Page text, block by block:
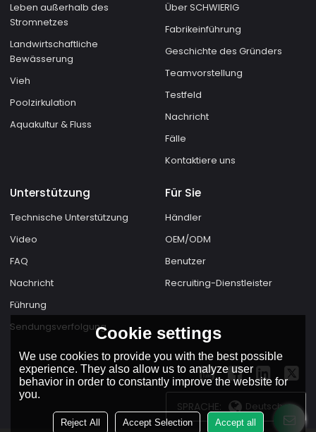
Leben außerhalb des
Stromnetzes
Landwirtschaftliche
Bewässerung
Vieh
Poolzirkulation
Aquakultur & Fluss
Über SCHWIERIG
Fabrikeinführung
Geschichte des Gründers
Teamvorstellung
Testfeld
Nachricht
Fälle
Kontaktiere uns
Unterstützung
Technische Unterstützung
Video
FAQ
Nachricht
Führung
Sendungsverfolgung
Für Sie
Händler
OEM/ODM
Benutzer
Recruiting-Dienstleister
SPRACHE: Deutsch
Cookie settings
We use cookies to provide you with the best possible
experience. They also allow us to analyze user
behavior in order to constantly improve the website for
you.
Reject All Accept Selection Accept all